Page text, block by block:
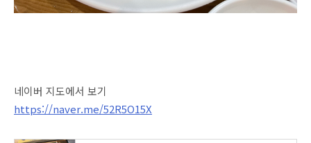
네이버 지도에서 보기
https://naver.me/52R5O15X